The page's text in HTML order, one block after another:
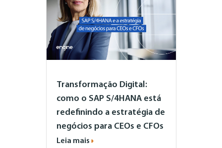
Transformação Digital:
como o SAP S/4HANA está
redefinindo a estratégia de
negócios para CEOs e CFOs
Leia mais